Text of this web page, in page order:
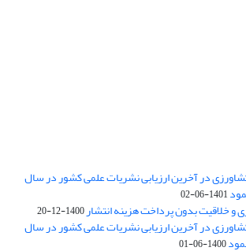
در آخرین ارزیابی نشریات علمی کشور در سال
1401-06-02
و خلاقیت بدون پرداخت هزینه انتشار1400-12-20
در آخرین ارزیابی نشریات علمی کشور در سال
1400-06-01